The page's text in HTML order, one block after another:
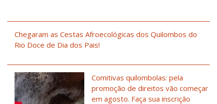
Chegaram as Cestas Afroecológicas dos Quilombos do
Rio Doce de Dia dos Pais!
Comitivas quilombolas: pela
promoção de direitos vão começar
em agosto. Faça sua inscrição